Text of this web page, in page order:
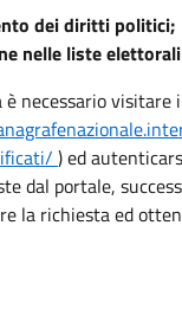
dei diritti politici;
nelle liste elettorali
necessario visitare
) ed
dal portale,
la richiesta ed